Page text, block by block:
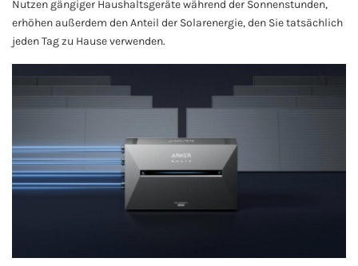
Nutzen gängiger Haushaltsgeräte während der Sonnenstunden,
erhöhen außerdem den Anteil der Solarenergie, den Sie tatsächlich
jeden Tag zu Hause verwenden.